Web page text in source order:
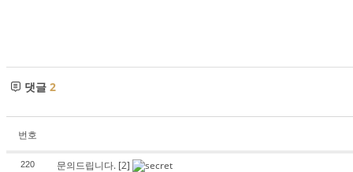
댓글 2
번호
220 문의드립니다. [2]